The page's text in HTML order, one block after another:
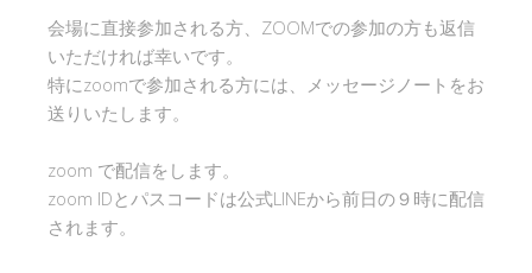
会場に直接参加される方、ZOOMでの参加の方も返信
いただければ幸いです。
特にzoomで参加される方には、メッセージノートをお
送りいたします。
zoom で配信をします。
zoom IDとパスコードは公式LINEから前日の９時に配信
されます。